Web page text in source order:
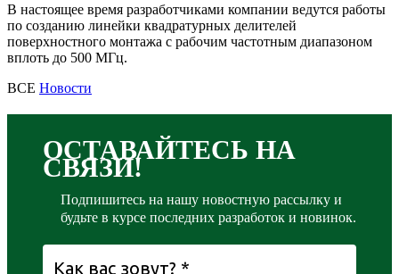
В настоящее время разработчиками компании ведутся работы
по созданию линейки квадратурных делителей
поверхностного монтажа с рабочим частотным диапазоном
вплоть до 500 МГц.
ВСЕ Новости
ОСТАВАЙТЕСЬ НА
СВЯЗИ!
Подпишитесь на нашу новостную рассылку и
будьте в курсе последних разработок и новинок.